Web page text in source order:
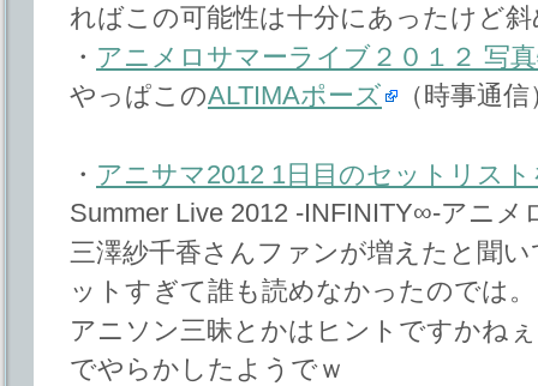
ればこの可能性は十分にあったけど
・ アニメロサマーライブ２０１２ 写
やっぱこのALTIMAポーズ （時事通
・ アニサマ2012 1日目のセットリス
Summer Live 2012 -INFINITY∞-アニ
三澤紗千香さんファンが増えたと聞
ットすぎて誰も読めなかったのでは。
アニソン三昧とかはヒントですかね
でやらかしたようでｗ